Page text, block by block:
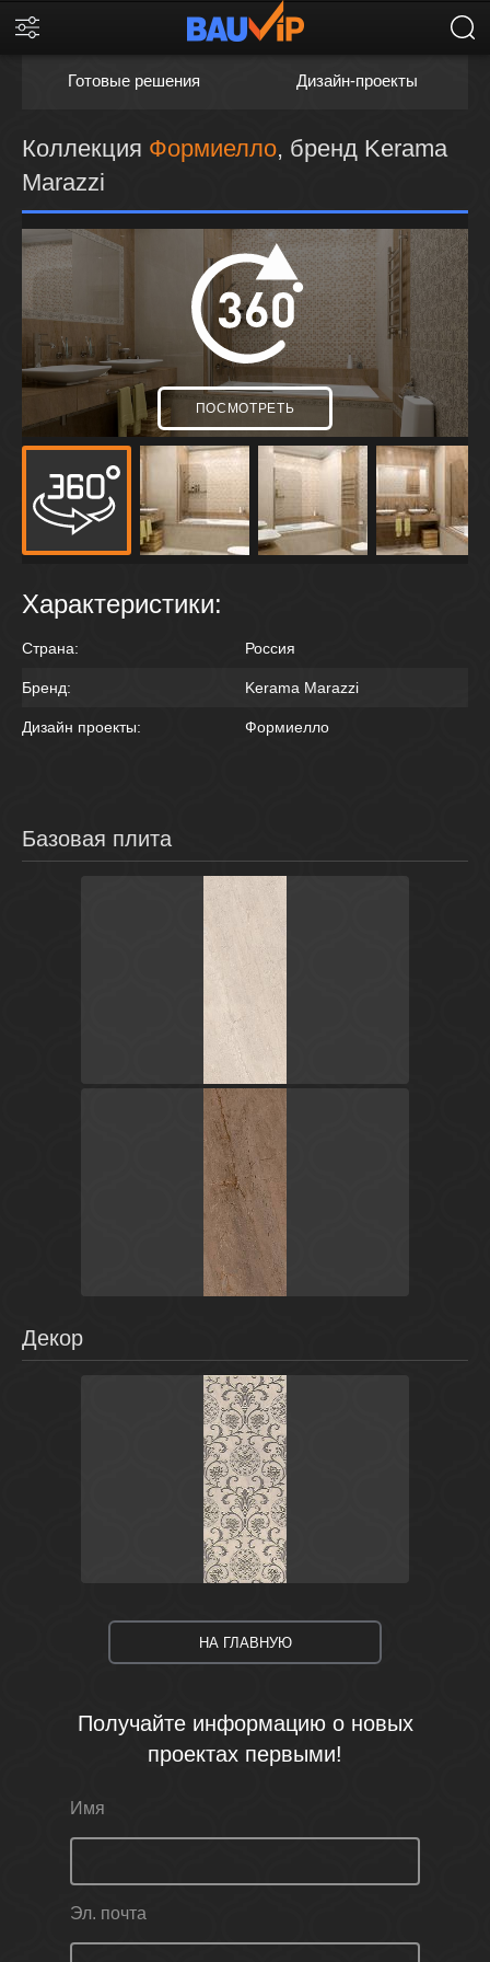
Готовые решения Дизайн-проекты
Коллекция Формиелло, бренд Kerama
Marazzi
ПОСМОТРЕТЬ
Характеристики:
Страна: Россия
Бренд: Kerama Marazzi
Дизайн проекты: Формиелло
Базовая плита
Россия
Формиелло
Kerama Marazzi
Коричневый
Россия
Формиелло
Kerama Marazzi
Декор
Коричневый
Россия
Формиелло
Kerama Marazzi
НА ГЛАВНУЮ
Получайте информацию о новых
проектах первыми!
Имя
Эл. почта